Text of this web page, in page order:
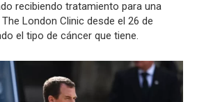
recibiendo tratamiento para una
London Clinic desde el 26 de
el tipo de cáncer que tiene.